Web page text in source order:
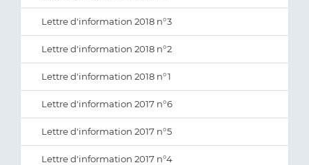
Lettre d'information 2018 n°3
Lettre d'information 2018 n°2
Lettre d'information 2018 n°1
Lettre d'information 2017 n°6
Lettre d'information 2017 n°5
Lettre d'information 2017 n°4